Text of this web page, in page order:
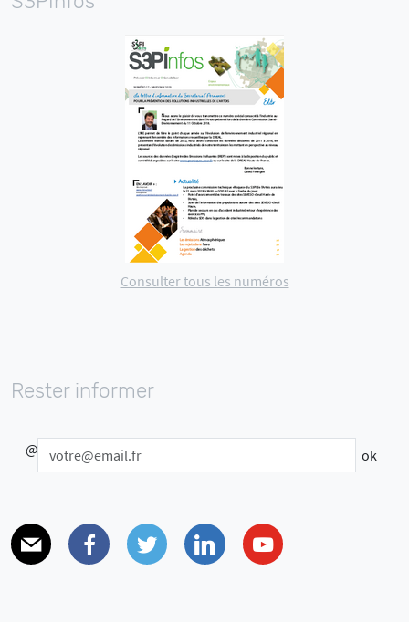
Consulter tous les numéros
Rester informer
@